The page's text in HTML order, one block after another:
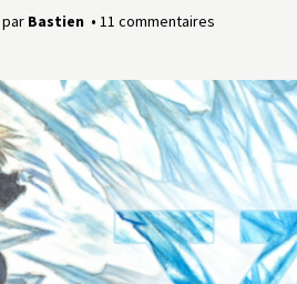
par Bastien 11 commentaires